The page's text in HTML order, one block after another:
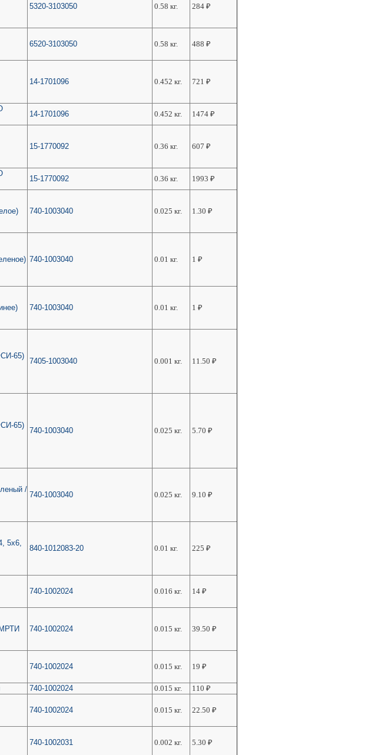
5320-3103050 0.58 кг. 284 ₽
6520-3103050 0.58 кг. 488 ₽
14-1701096 0.452 кг. 721 ₽
14-1701096 0.452 кг. 1474 ₽
15-1770092 0.36 кг. 607 ₽
15-1770092 0.36 кг. 1993 ₽
740-1003040 0.025 кг. 1.30 ₽
740-1003040 0.01 кг. 1 ₽
740-1003040 0.01 кг. 1 ₽
65)
7405-1003040 0.001 кг. 11.50 ₽
65)
740-1003040 0.025 кг. 5.70 ₽
/
740-1003040 0.025 кг. 9.10 ₽
5х6,
840-1012083-20 0.01 кг. 225 ₽
740-1002024 0.016 кг. 14 ₽
740-1002024 0.015 кг. 39.50 ₽
740-1002024 0.015 кг. 19 ₽
740-1002024 0.015 кг. 110 ₽
740-1002024 0.015 кг. 22.50 ₽
740-1002031 0.002 кг. 5.30 ₽